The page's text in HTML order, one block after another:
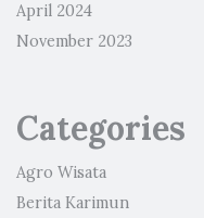
April 2024
November 2023
Categories
Agro Wisata
Berita Karimun